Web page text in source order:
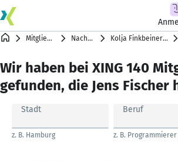
Mitgliederverzeichnis Nachnamen mit F Kolja Finkbeiner … Heather Flynn Fleming
Wir haben bei XING 140
gefunden, die Jens Fischer
Stadt
z. B. Hamburg
Beruf
z. B. Programmierer